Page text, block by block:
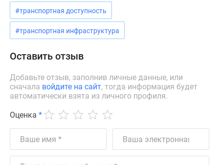
сайте
Дзен
Машино-
Апартаменты
#траншевая
ипотека
#рассрочка
ипотека
Квартиры
скидками
#транспортная доступность
#транспортная инфраструктура
Оставить отзыв
Добавьте отзыв, заполнив личные данные, или
сначала войдите на сайт, тогда информация будет
автоматически взята из личного профиля.
Оценка *